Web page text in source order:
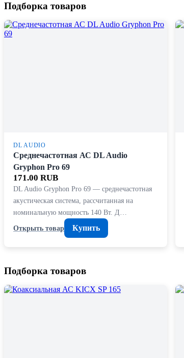
Подборка товаров
DL AUDIO
Среднечастотная АС DL Audio
Gryphon Pro 69
171.00 RUB
DL Audio Gryphon Pro 69 — среднечастотная
акустическая система, рассчитанная на
номинальную мощность 140 Вт. Д…
Открыть товар
Купить
Подборка товаров